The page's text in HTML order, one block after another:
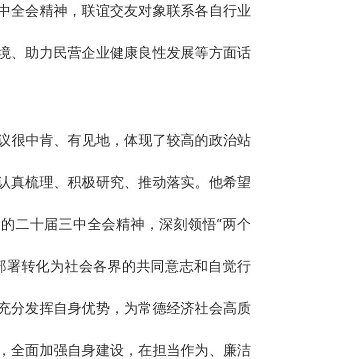
全会精神，联谊交友对象联系各自行业
、助力民营企业健康良性发展等方面话
很中肯、有见地，体现了较高的政治站
真梳理、积极研究、推动落实。他希望
二十届三中全会精神，深刻领悟“两个
转化为社会各界的共同意志和自觉行
分发挥自身优势，为常德经济社会高质
全面加强自身建设，在担当作为、廉洁